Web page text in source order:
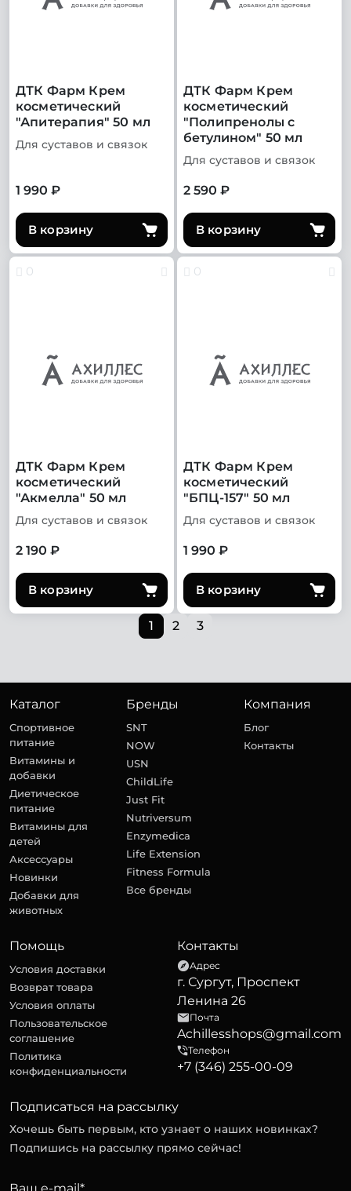
ДТК Фарм Крем
косметический
"Апитерапия" 50 мл
Для суставов и связок
1 990 ₽
В корзину
ДТК Фарм Крем
косметический
"Полипренолы с
бетулином" 50 мл
Для суставов и связок
2 590 ₽
В корзину
0
ДТК Фарм Крем
косметический
"Акмелла" 50 мл
Для суставов и связок
2 190 ₽
В корзину
0
ДТК Фарм Крем
косметический
"БПЦ-157" 50 мл
Для суставов и связок
1 990 ₽
В корзину
1 2 3
Каталог
Спортивное
питание
Витамины и
добавки
Диетическое
питание
Витамины для
детей
Аксессуары
Новинки
Добавки для
животных
Бренды
SNT
NOW
USN
ChildLife
Just Fit
Nutriversum
Enzymedica
Life Extension
Fitness Formula
Все бренды
Компания
Блог
Контакты
Помощь
Условия доставки
Возврат товара
Условия оплаты
Пользовательское
соглашение
Политика
конфиденциальности
Контакты
Адрес
г. Сургут, Проспект
Ленина 26
Почта
Achillesshops@gmail.com
Телефон
+7 (346) 255-00-09
Подписаться на рассылку
Хочешь быть первым, кто узнает о наших новинках?
Подпишись на рассылку прямо сейчас!